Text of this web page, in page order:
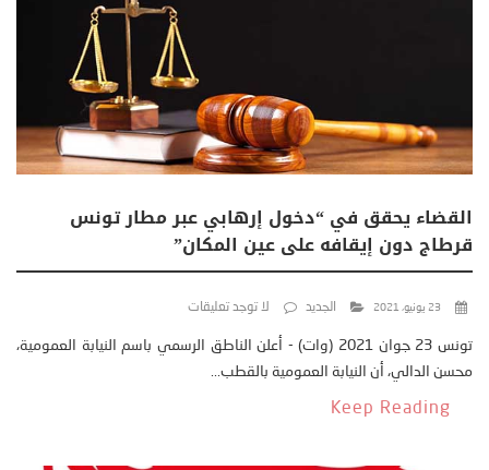
القضاء يحقق في “دخول إرهابي عبر مطار تونس
قرطاج دون إيقافه على عين المكان”
23 يونيو، 2021 الجديد لا توجد تعليقات
تونس 23 جوان 2021 (وات) - أعلن الناطق الرسمي باسم النيابة العمومية،
محسن الدالي، أن النيابة العمومية بالقطب...
Keep Reading